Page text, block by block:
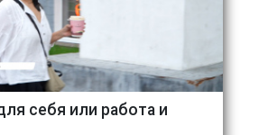
себя или работа и